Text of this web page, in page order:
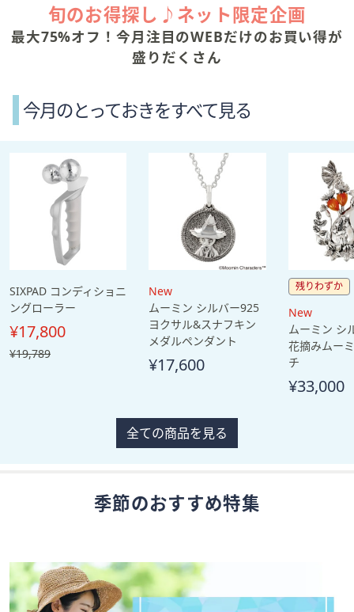
旬のお得探し♪ネット限定企画
最大75%オフ！今月注目のWEBだけのお買い得が
盛りだくさん
今月のとっておきをすべて見る
SIXPAD コンディショニ
ングローラー
¥17,800
, 過
¥19,789
New
ムーミン シルバー925
ヨクサル&スナフキン
メダルペンダント
¥17,600
残りわずか
New
ムーミン シ
花摘みムー
チ
¥33,000
全ての商品を見る
季節のおすすめ特集